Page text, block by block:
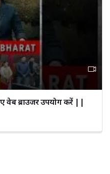
वेब ब्राउजर उपयोग करें ||